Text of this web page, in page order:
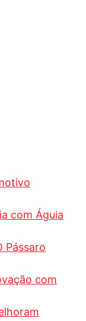
com Águia
Pássaro
com